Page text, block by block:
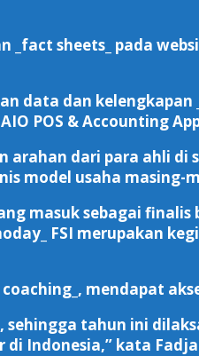
_fact sheets_ pada
data dan
POS & Accounting
dari para ahli di
model usaha masing-
masuk sebagai
FSI merupakan
mendapat
tahun ini
di Indonesia,” kata